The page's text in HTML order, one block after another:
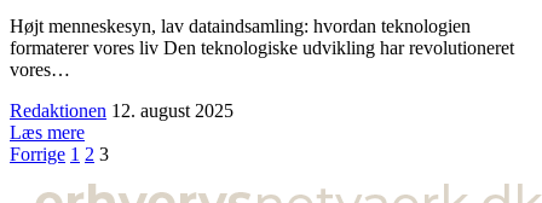
Højt menneskesyn, lav dataindsamling: hvordan teknologien
formaterer vores liv Den teknologiske udvikling har revolutioneret
vores…
Redaktionen 12. august 2025
Læs mere
Forrige 1 2 3